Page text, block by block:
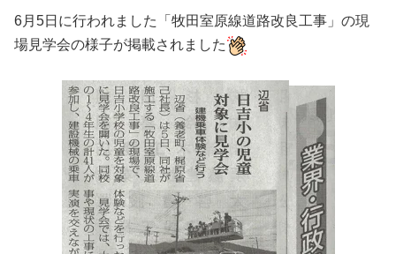
6月5日に行われました「牧田室原線道路改良工事」の現
場見学会の様子が掲載されました